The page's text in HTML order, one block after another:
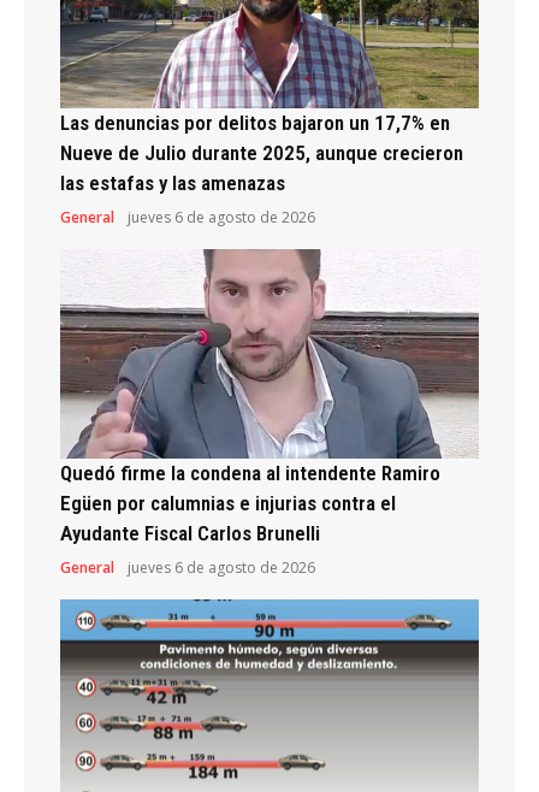
Las denuncias por delitos bajaron un 17,7% en
Nueve de Julio durante 2025, aunque crecieron
las estafas y las amenazas
General jueves 6 de agosto de 2026
Quedó firme la condena al intendente Ramiro
Egüen por calumnias e injurias contra el
Ayudante Fiscal Carlos Brunelli
General jueves 6 de agosto de 2026